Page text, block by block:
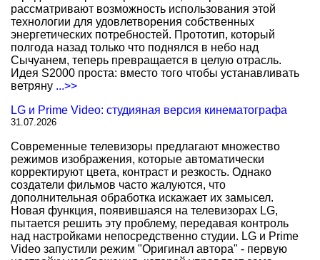
рассматривают возможность использования этой
технологии для удовлетворения собственных
энергетических потребностей. Прототип, который
полгода назад только что поднялся в небо над
Сычуанем, теперь превращается в целую отрасль.
Идея S2000 проста: вместо того чтобы устанавливать
ветряну ...>>
LG и Prime Video: студияная версия кинематографа
31.07.2026
Современные телевизоры предлагают множество
режимов изображения, которые автоматически
корректируют цвета, контраст и резкость. Однако
создатели фильмов часто жалуются, что
дополнительная обработка искажает их замысел.
Новая функция, появившаяся на телевизорах LG,
пытается решить эту проблему, передавая контроль
над настройками непосредственно студии. LG и Prime
Video запустили режим "Оригинал автора" - первую